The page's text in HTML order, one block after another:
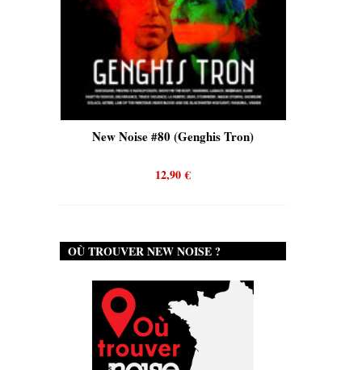
New Noise #80 (Genghis Tron)
OÙ TROUVER NEW NOISE ?